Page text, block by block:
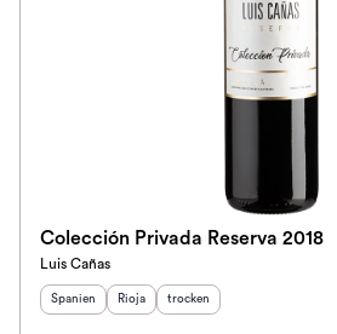
Colección Privada Reserva 2018
Luis Cañas
Herkunftsland:
Spanien Herkunftsregion:
Rioja Geschmack
trocken